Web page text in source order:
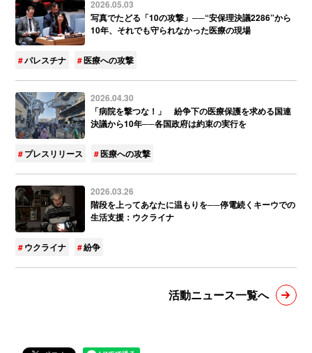
2026.05.03
写真でたどる「10の攻撃」──“安保理決議2286”から
10年、それでも守られなかった医療の現場
パレスチナ 医療への攻撃
2026.04.30
「病院を撃つな！」 紛争下の医療保護を求める国連
決議から10年──各国政府は約束の実行を
プレスリリース 医療への攻撃
2026.03.26
階段を上ってあなたに温もりを──停電続くキーウでの
生活支援：ウクライナ
ウクライナ 紛争
活動ニュース一覧へ